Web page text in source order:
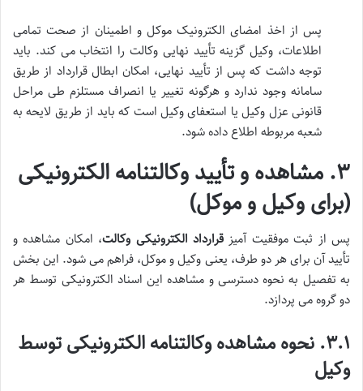
پس از اخذ امضای الکترونیک موکل و اطمینان از صحت تمامی
اطلاعات، وکیل گزینه تأیید نهایی وکالت را انتخاب می کند. باید
توجه داشت که پس از تأیید نهایی، امکان ابطال قرارداد از طریق
سامانه وجود ندارد و هرگونه تغییر یا انصراف مستلزم طی مراحل
قانونی عزل وکیل یا استعفای وکیل است که باید از طریق لایحه به
شعبه مربوطه اطلاع داده شود.
۳. مشاهده و تأیید وکالتنامه الکترونیکی
(برای وکیل و موکل)
پس از ثبت موفقیت آمیز قرارداد الکترونیکی وکالت، امکان مشاهده و
تأیید آن برای هر دو طرف، یعنی وکیل و موکل، فراهم می شود. این بخش
به تفصیل به نحوه دسترسی و مشاهده این اسناد الکترونیکی توسط هر
دو گروه می پردازد.
۳.۱. نحوه مشاهده وکالتنامه الکترونیکی توسط
وکیل